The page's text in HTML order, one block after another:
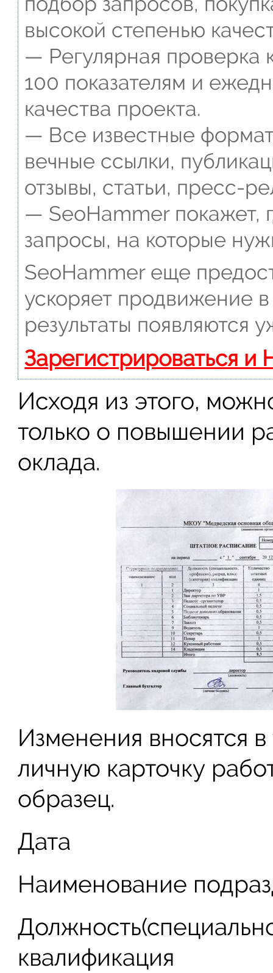
высокой степенью
— Регулярная проверка
100 показателям и
качества проекта.
— Все известные
вечные ссылки,
отзывы, статьи, пресс-
— SeoHammer покажет,
запросы, на которые
SeoHammer еще
ускоряет продвижение
результаты появляются
Зарегистрироваться и
Исходя из этого,
только о повышении
оклада.
Изменения вносятся
личную карточку
образец.
Дата
Наименование
квалификация